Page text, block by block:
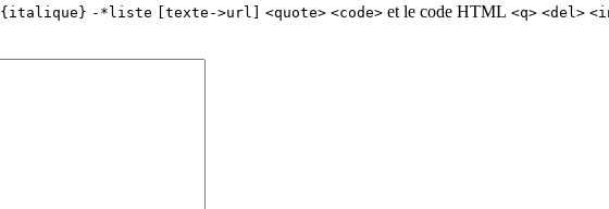
{italique} -*liste [texte->url] <quote> <code> et le code HTML <q> <del>